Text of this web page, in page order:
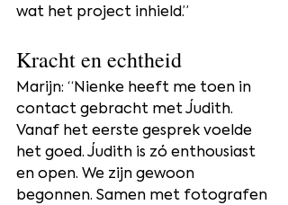
wat het project inhield.”
Kracht en echtheid
Marijn: “Nienke heeft me toen in
contact gebracht met Judith.
Vanaf het eerste gesprek voelde
het goed. Judith is zó enthousiast
en open. We zijn gewoon
begonnen. Samen met fotografen